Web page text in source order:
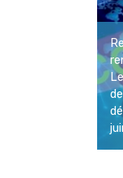
© Université